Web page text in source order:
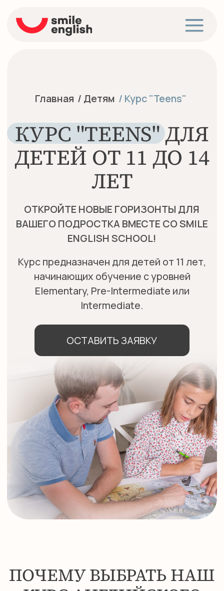
КУРС "TEENS" ДЛЯ
ЛЕТ
ОТКРОЙТЕ НОВЫЕ ГОРИЗОНТЫ ДЛЯ
ВАШЕГО ПОДРОСТКА ВМЕСТЕ СО SMILE
ОСТАВИТЬ ЗАЯВКУ
Курс предназначен для детей от 11 лет,
Elementary, Pre-Intermediate или
Intermediate.
ПОЧЕМУ ВЫБРАТЬ НАШ
КУРС АНГЛИЙСКОГО
ДЛЯ ПОДРОСТКОВ?
Курс "Teens" — это яркий и инновационный
курс английского языка для детей от 11 до
14 лет. Он поможет улучшить оценки в
школе, успешно сдать государственные и
международные экзамены, подготовиться к
поступлению в международные школы за
мотивирующим.